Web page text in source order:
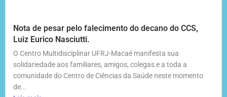
Nota de pesar pelo falecimento do decano do CCS,
Luiz Eurico Nasciutti.
O Centro Multidisciplinar UFRJ-Macaé manifesta sua
solidariedade aos familiares, amigos, colegas e a toda a
comunidade do Centro de Ciências da Saúde neste momento
de...